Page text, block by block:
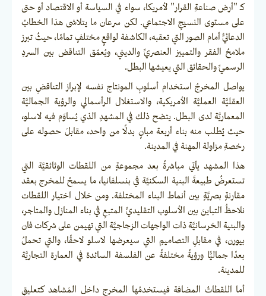
كـ "أرض صناعةِ القرار" لأمريكا، سواء في السياسة أو الاقتصاد أو حتى
على مستوى النسيجِ الاجتماعي. لكن سرعان ما يتلاشى هذا الخطابُ
الدعائيُّ أمام الصور التي تعقبه، الكاشفة لواقعٍ مختلفٍ تمامًا، حيثُ تبرز
ملامحُ الفقر والتمييز العنصريِّ والديني، ويُعمّق التناقض بين السردِ
الرسميِّ والحقائق التي يعيشها البطل.
يواصل المخرجُ استخدام أسلوبِ المونتاج نفسه لإبراز التناقضِ بين
العقليَّة العمليَّة الأمريكية، والاستغلال الرأسمالي والرؤية الجماليَّة
المعماريَّة لدى البطل. يتضح ذلك في المشهدِ الذي يُساوَم فيه لاسلو،
حيث يُطلب منه بناء أربعة مبانٍ بدلًا من واحد، مقابلَ حصوله على
رخصةِ مزاولة المهنة في المدينة.
هذا المشهد يأتي مباشرةً بعد مجموعةٍ من اللقطات الوثائقيَّة التي
تستعرضُ طبيعةَ البنية السكنيَّة في بنسلفانيا، ما يسمحُ للمخرج بعقد
مقارنةٍ بصريَّةٍ بين أنماط البناء المختلفة. ومن خلال اختيار اللقطات
نلاحظُ التباينَ بين الأسلوب التقليديِّ المتبعِ في بناء المنازل والمتاجر،
والبنية الخرسانيَّة ذات الواجهات الزجاجيَّة التي تهيمن على شركات فان
بيورن، في مقابلِ التصاميمِ التي سيعرضها لاسلو لاحقًا، والتي تحملُ
بعدًا جماليًّا ورؤيةً مختلفةً عن الفلسفة السائدة في العمارة التجاريَّة
للمدينة.
أما اللقطاتُ المضافة فيستخدمُها المخرج داخل المَشاهد كتعليقٍ